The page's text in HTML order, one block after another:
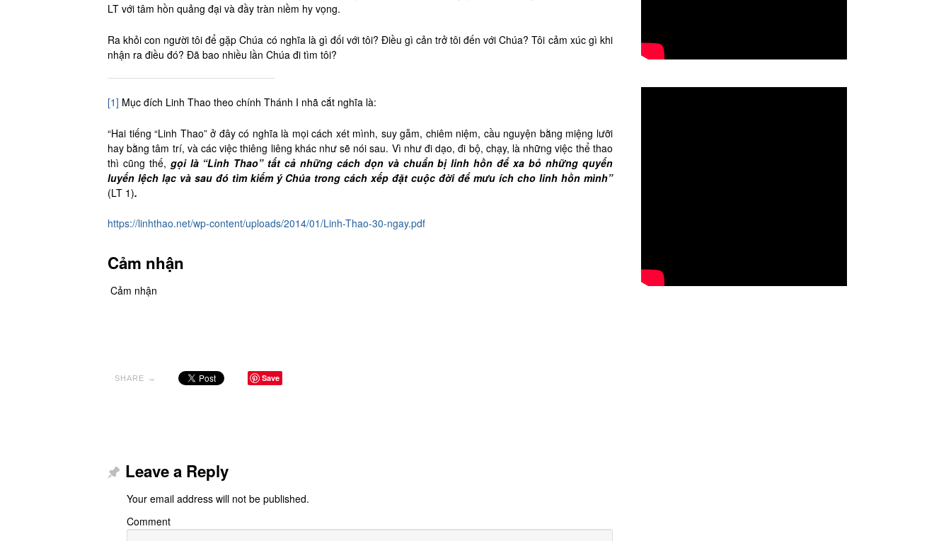
LT với tâm hồn quảng đại và đầy tràn niềm hy vọng.
Ra khỏi con người tôi để gặp Chúa có nghĩa là gì đối với tôi? Điều gì cản trở tôi đến với Chúa? Tôi cảm xúc gì khi
nhận ra điều đó? Đã bao nhiều lần Chúa đi tìm tôi?
[1] Mục đích Linh Thao theo chính Thánh I nhã cắt nghĩa là:
“Hai tiếng “Linh Thao” ở đây có nghĩa là mọi cách xét mình, suy gẫm, chiêm niệm, cầu nguyện bằng miệng lưỡi
hay bằng tâm trí, và các việc thiêng liêng khác như sẽ nói sau. Vì như đi dạo, đi bộ, chạy, là những việc thể thao
thì cũng thế, gọi là “Linh Thao” tất cả những cách dọn và chuẩn bị linh hồn để xa bỏ những quyến
luyến lệch lạc và sau đó tìm kiếm ý Chúa trong cách xếp đặt cuộc đời để mưu ích cho linh hồn mình”
(LT 1).
https://linhthao.net/wp-content/uploads/2014/01/Linh-Thao-30-ngay.pdf
Cảm nhận
Cảm nhận
SHARE → Save
Leave a Reply
Your email address will not be published.
Comment